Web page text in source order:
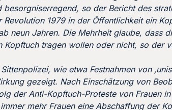
so der Bericht des
1979 in der Öffentlichkeit ein
neun Jahren. Die Mehrheit glaube, dass
Kopftuch tragen wollen oder nicht, so der
wie etwa Festnahmen von
gezeigt. Nach Einschätzung von
der Anti-Kopftuch-Proteste von Frauen
mehr Frauen eine Abschaffung der